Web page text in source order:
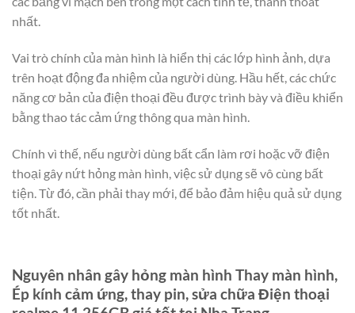
nhất.
Vai trò chính của màn hình là hiển thị các lớp hình ảnh, dựa
trên hoạt động đa nhiệm của người dùng. Hầu hết, các chức
năng cơ bản của điện thoại đều được trình bày và điều khiển
bằng thao tác cảm ứng thông qua màn hình.
Chính vì thế, nếu người dùng bất cẩn làm rơi hoặc vỡ điện
thoại gây nứt hỏng màn hình, việc sử dụng sẽ vô cùng bất
tiện. Từ đó, cần phải thay mới, để bảo đảm hiệu quả sử dụng
tốt nhất.
Nguyên nhân gây hỏng màn hình Thay màn hình,
Ép kính cảm ứng, thay pin, sửa chữa Điện thoại